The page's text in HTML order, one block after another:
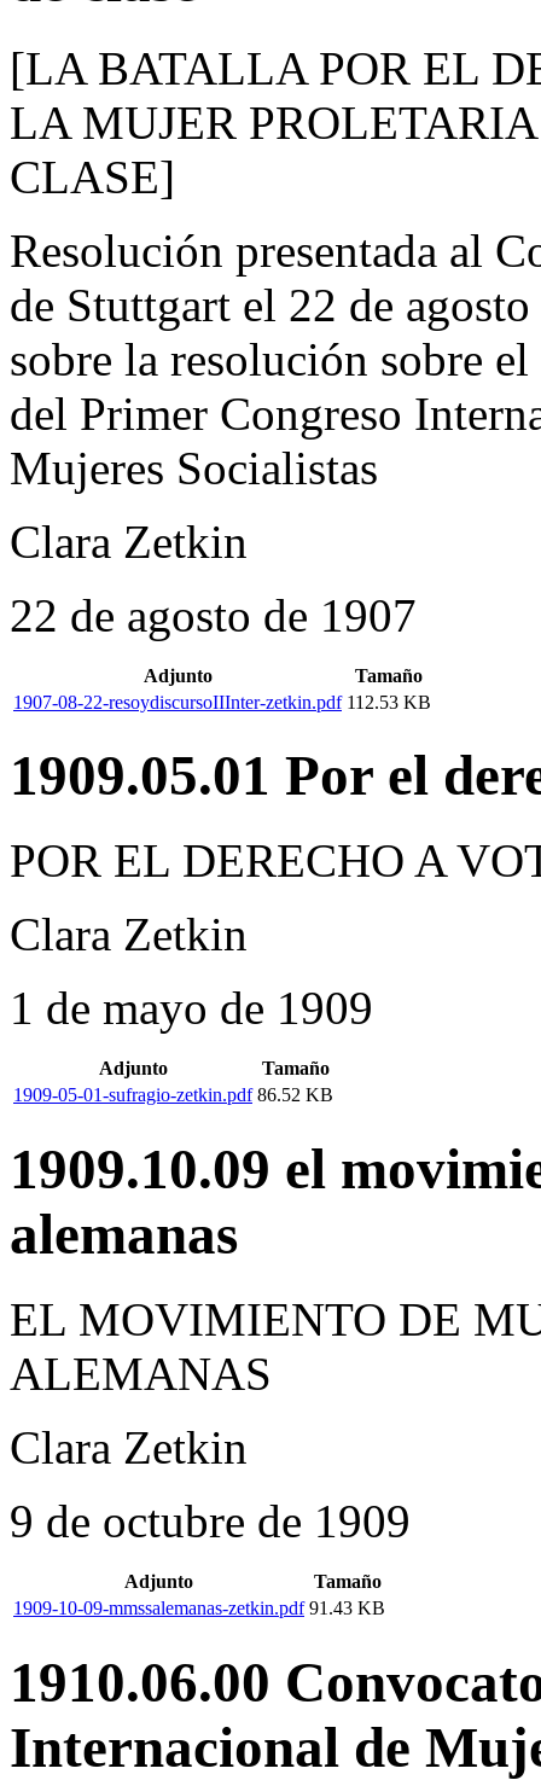
[LA BATALLA POR EL
LA MUJER
CLASE]
Resolución presentada al
de Stuttgart el 22 de
sobre la resolución sobre
del Primer Congreso
Mujeres Socialistas
Clara Zetkin
22 de agosto de 1907
Adjunto
Tamaño
1907-08-22-resoydiscursoIIInter-zetkin.pdf 112.53 KB
1909.05.01 Por el
POR EL DERECHO A
Clara Zetkin
1 de mayo de 1909
Adjunto
Tamaño
1909-05-01-sufragio-zetkin.pdf 86.52 KB
1909.10.09 el
alemanas
EL MOVIMIENTO DE
ALEMANAS
Clara Zetkin
9 de octubre de 1909
Adjunto
Tamaño
1909-10-09-mmssalemanas-zetkin.pdf 91.43 KB
1910.06.00
Internacional de